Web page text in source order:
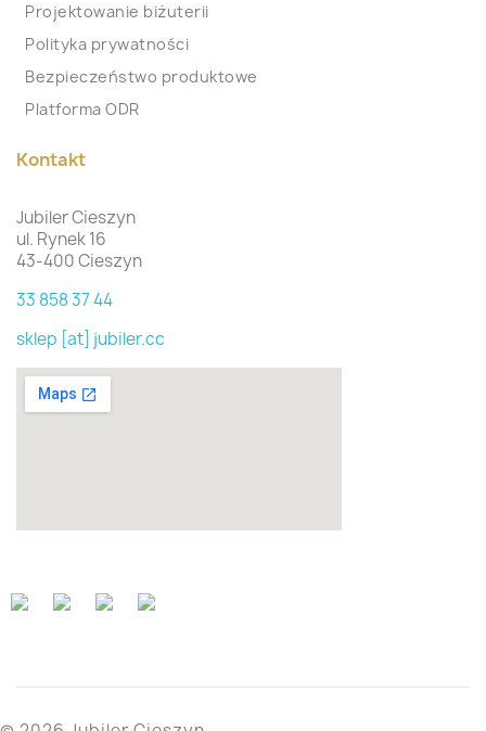
Projektowanie biżuterii
Polityka prywatności
Bezpieczeństwo produktowe
Platforma ODR
Kontakt
Jubiler Cieszyn
ul. Rynek 16
43-400 Cieszyn
33 858 37 44
sklep [at] jubiler.cc